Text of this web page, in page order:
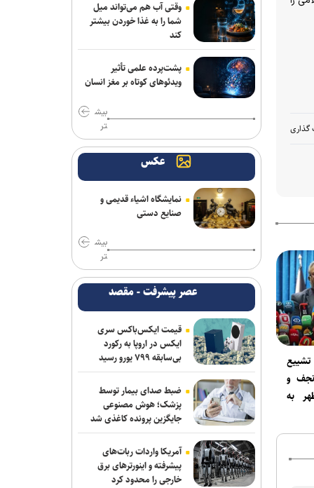
گذاری
نجف و
به
وقتی آب هم می‌تواند میل
شما را به غذا خوردن بیشتر
کند
پشت‌پرده علمی تأثیر
ویدئو‌های کوتاه بر مغز انسان
بیش
تر
عکس
نمایشگاه اشیاء قدیمی و
صنایع دستی
بیش
تر
عصر پیشرفت - مقصد
قیمت ایکس‌باکس سری
ایکس در اروپا به رکورد
بی‌سابقه ۷۹۹ یورو رسید
ضبط صدای بیمار توسط
پزشک؛ هوش مصنوعی
جایگزین پرونده کاغذی شد
آمریکا واردات ربات‌های
پیشرفته و اینورترهای برق
خارجی را محدود کرد